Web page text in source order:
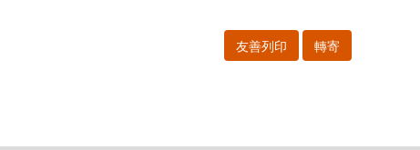
友善列印 轉寄